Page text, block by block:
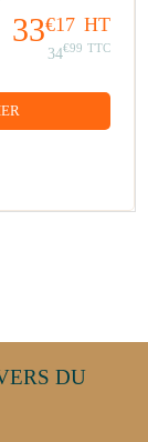
33€17 HT
34€99 TTC
DU